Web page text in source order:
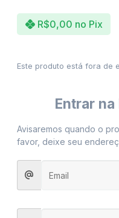
R$0,00 no Pix
Este produto está fora de
Entrar
Avisaremos quando o
favor, deixe seu